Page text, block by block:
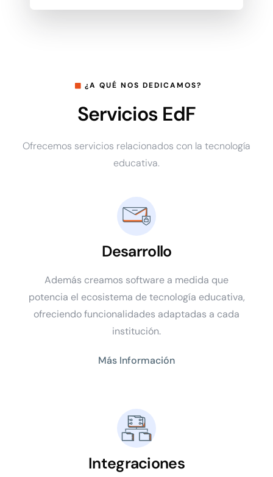
¿A QUÉ NOS DEDICAMOS?
Servicios EdF
Ofrecemos servicios relacionados con la tecnología
educativa.
Desarrollo
Además creamos software a medida que
potencia el ecosistema de tecnología educativa,
ofreciendo funcionalidades adaptadas a cada
institución.
Más Información
Integraciones